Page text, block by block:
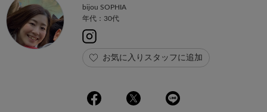
bijou SOPHIA
年代：30代
お気に入りスタッフに追加